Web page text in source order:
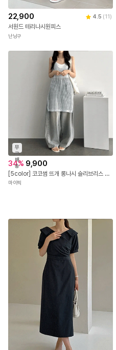
22,900 4.5 (11 )
서원드 테리나시원피스
난닝구
무
료
배
송
34% 9,900
[5color] 코코썸 뜨개 롱나시 슬리브리스 레이어드 원피스
마이픽